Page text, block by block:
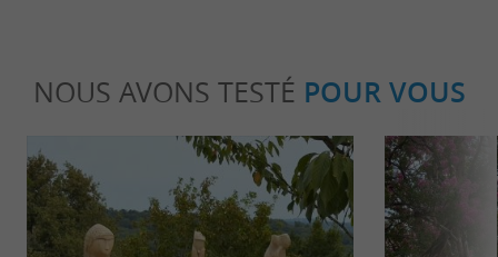
NOUS AVONS TESTÉ POUR VOUS